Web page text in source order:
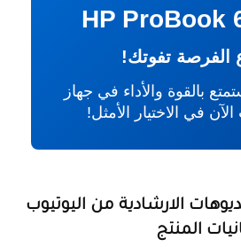
HP ProBook
الفرصة تفوتك!
بالقوة والأداء في جهاز
في الاختيار الأمثل!
الارشادية من اليوتيوب
المنتج